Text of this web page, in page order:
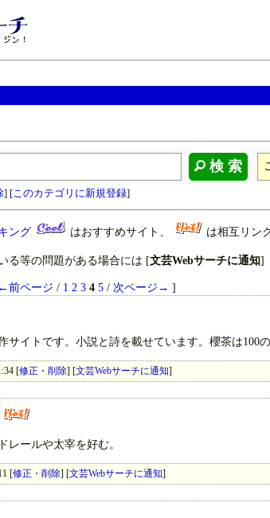
検 索
] [ このカテゴリに新規登録]
ング はおすすめサイト、 は相互リン
る等の問題がある場合には [文芸Webサーチに通知]
←前ページ / 1 2 3 4 5 / 次ページ→ ]
サイトです。小説と詩を載せています。櫻茶は100
[修正・削除] [文芸Webサーチに通知]
レールや太宰を好む。
[修正・削除] [文芸Webサーチに通知]